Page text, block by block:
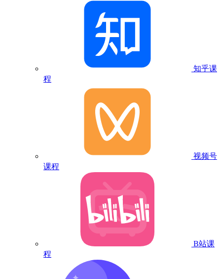
知乎课
程
视频号
课程
B站课
程